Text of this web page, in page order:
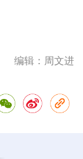
编辑：周文进